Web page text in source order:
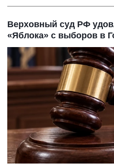
Верховный суд РФ
«Яблока» с выборов в